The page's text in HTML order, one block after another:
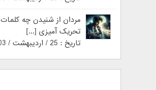
مردان از شنیدن چه کلمات
تحریک آمیزی [...]
تاریخ : 25 / اردیبهشت / 1403